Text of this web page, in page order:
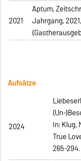
2021
Aptum,
Jahrgang,
Aufsätze
2024
(Un-
In: Klug,
True
265-294.